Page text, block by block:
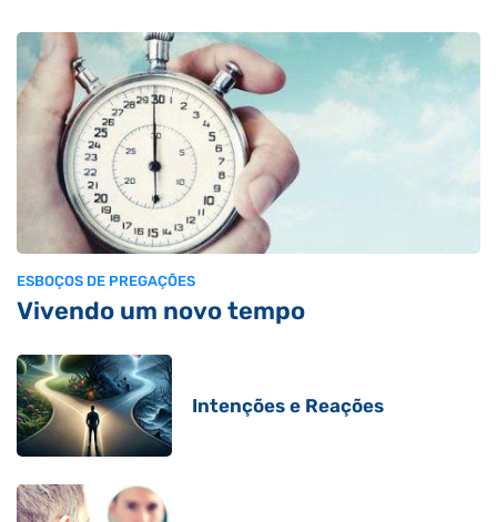
ESBOÇOS DE PREGAÇÕES
Vivendo um novo tempo
Intenções e Reações